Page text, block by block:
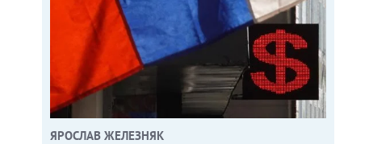
ЯРОСЛАВ ЖЕЛЕЗНЯК